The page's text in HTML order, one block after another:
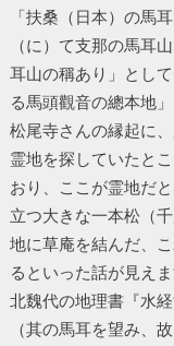
「扶桑（日本）の馬
（に）て支那の馬耳
耳山の稱あり」とし
る馬頭觀音の總本地
松尾寺さんの縁起に
霊地を探していたと
おり、ここが霊地だ
立つ大きな一本松（
地に草庵を結んだ、
るといった話が見えま
北魏代の地理書『水
（其の馬耳を望み、